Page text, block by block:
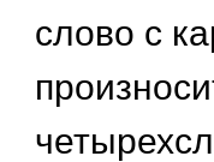
слово с